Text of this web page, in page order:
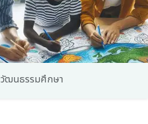
วัฒนธรรมศึกษา